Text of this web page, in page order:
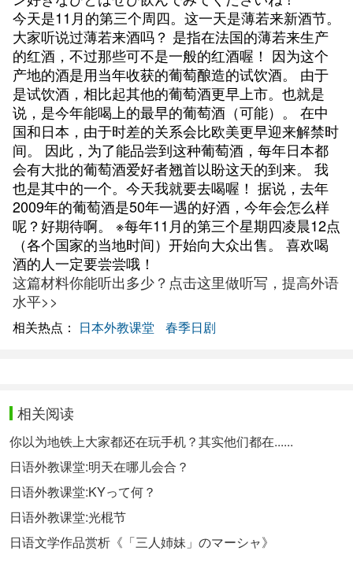
今天是11月的第三个周四。这一天是薄若来新酒节。
大家听说过薄若来酒吗？ 是指在法国的薄若来生产
的红酒，不过那些可不是一般的红酒喔！ 因为这个
产地的酒是用当年收获的葡萄酿造的试饮酒。 由于
是试饮酒，相比起其他的葡萄酒更早上市。也就是
说，是今年能喝上的最早的葡萄酒（可能）。 在中
国和日本，由于时差的关系会比欧美更早迎来解禁时
间。 因此，为了能品尝到这种葡萄酒，每年日本都
会有大批的葡萄酒爱好者翘首以盼这天的到来。 我
也是其中的一个。今天我就要去喝喔！ 据说，去年
2009年的葡萄酒是50年一遇的好酒，今年会怎么样
呢？好期待啊。 ※每年11月的第三个星期四凌晨12点
（各个国家的当地时间）开始向大众出售。 喜欢喝
酒的人一定要尝尝哦！
这篇材料你能听出多少？点击这里做听写，提高外语
水平>>
相关热点： 日本外教课堂 春季日剧
相关阅读
你以为地铁上大家都还在玩手机？其实他们都在......
日语外教课堂:明天在哪儿会合？
日语外教课堂:KYって何？
日语外教课堂:光棍节
日语文学作品赏析《「三人姉妹」のマーシャ》